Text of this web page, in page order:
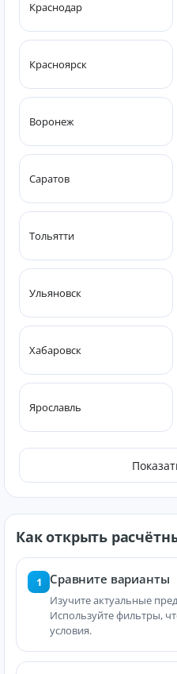
Краснодар
Красноярск
Воронеж
Саратов
Тольятти
Ульяновск
Хабаровск
Ярославль
Как открыть
1 Сравните варианты
Изучите актуальные
Используйте фильтры,
условия.